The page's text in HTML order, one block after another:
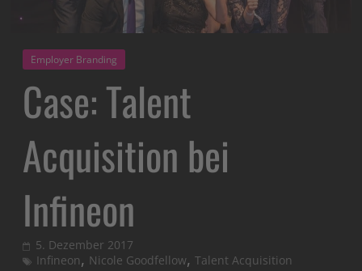
Employer Branding
Case: Talent
Acquisition bei
Infineon
5. Dezember 2017
Infineon, Nicole Goodfellow,Talent Acquisition